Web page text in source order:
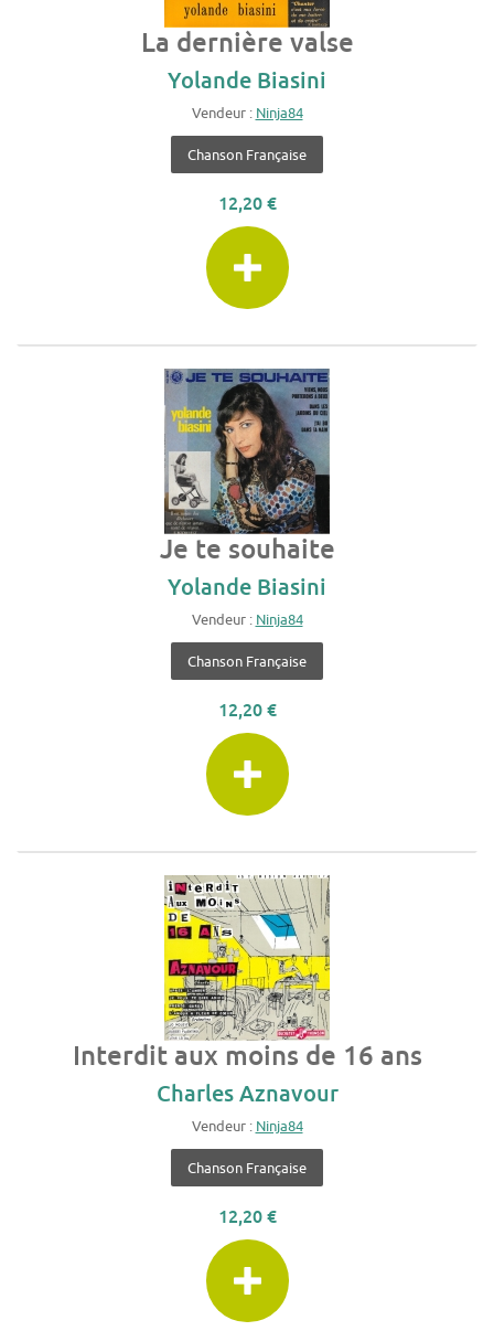
La dernière valse
Yolande Biasini
Vendeur : Ninja84
Chanson Française
12,20 €
Je te souhaite
Yolande Biasini
Vendeur : Ninja84
Chanson Française
12,20 €
Interdit aux moins de 16 ans
Charles Aznavour
Vendeur : Ninja84
Chanson Française
12,20 €